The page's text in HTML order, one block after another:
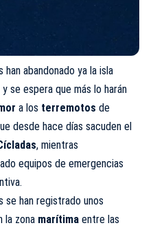
han abandonado ya la isla
y se espera que más lo harán
a los terremotos de
desde hace días sacuden el
, mientras
equipos de emergencias
se han registrado unos
la zona marítima entre las